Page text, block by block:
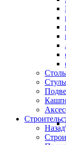
Назад